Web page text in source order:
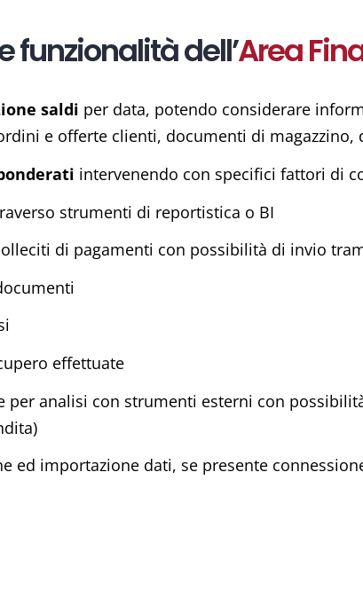
funzionalità dell’Area
saldi per data, potendo considerare
e offerte clienti, documenti di
intervenendo con specifici fattori di
strumenti di reportistica o BI
di pagamenti con possibilità di invio
effettuate
per analisi con strumenti esterni con
ed importazione dati, se presente